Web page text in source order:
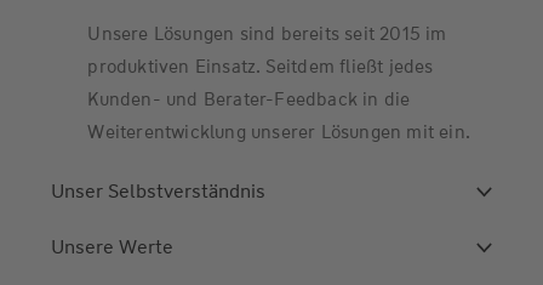
Unsere Lösungen sind bereits seit 2015 im
produktiven Einsatz. Seitdem fließt jedes
Kunden- und Berater-Feedback in die
Weiterentwicklung unserer Lösungen mit ein.
Unser Selbstverständnis
Unsere Werte